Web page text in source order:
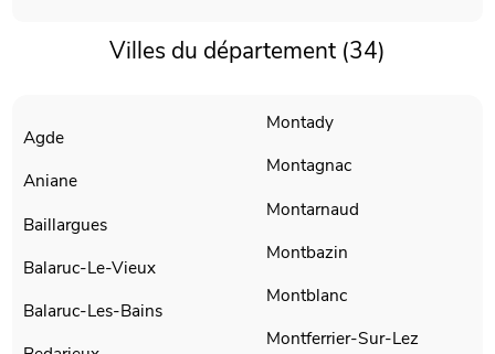
Villes du département (34)
Agde
Aniane
Baillargues
Balaruc-Le-Vieux
Balaruc-Les-Bains
Montady
Montagnac
Montarnaud
Montbazin
Montblanc
Montferrier-Sur-Lez